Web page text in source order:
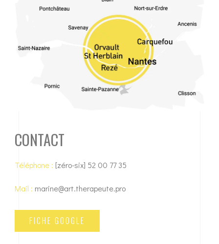
CONTACT
Téléphone : [zéro-six] 52 00 77 35
Mail : marine@art.therapeute.pro
FICHE GOOGLE